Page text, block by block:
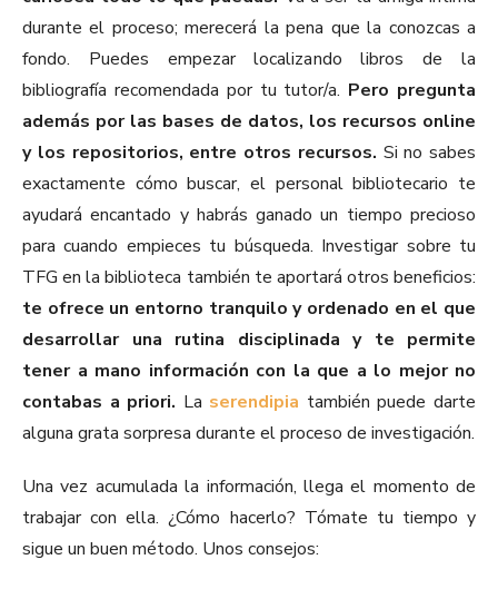
durante el proceso; merecerá la pena que la conozcas a
fondo. Puedes empezar localizando libros de la
bibliografía recomendada por tu tutor/a. Pero pregunta
además por las bases de datos, los recursos online
y los repositorios, entre otros recursos. Si no sabes
exactamente cómo buscar, el personal bibliotecario te
ayudará encantado y habrás ganado un tiempo precioso
para cuando empieces tu búsqueda. Investigar sobre tu
TFG en la biblioteca también te aportará otros beneficios:
te ofrece un entorno tranquilo y ordenado en el que
desarrollar una rutina disciplinada y te permite
tener a mano información con la que a lo mejor no
contabas a priori. La serendipia también puede darte
alguna grata sorpresa durante el proceso de investigación.
Una vez acumulada la información, llega el momento de
trabajar con ella. ¿Cómo hacerlo? Tómate tu tiempo y
sigue un buen método. Unos consejos: